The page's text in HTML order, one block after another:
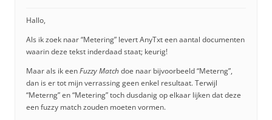
Hallo,
Als ik zoek naar “Metering” levert AnyTxt een aantal documenten
waarin deze tekst inderdaad staat; keurig!
Maar als ik eenFuzzy Matchdoe naar bijvoorbeeld “Meterng”,
dan is er tot mijn verrassing geen enkel resultaat. Terwijl
“Meterng” en “Metering” toch dusdanig op elkaar lijken dat deze
een fuzzy match zouden moeten vormen.